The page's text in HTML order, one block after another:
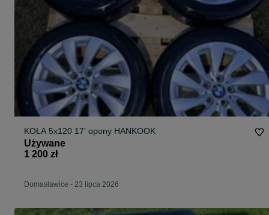
KOŁA 5x120 17’ opony HANKOOK
Używane
1 200 zł
Domasławice - 23 lipca 2026